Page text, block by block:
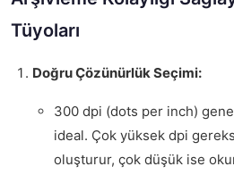
Tüyoları
Doğru Çözünürlük Seçimi:
300 dpi (dots per inch)
ideal. Çok yüksek dpi
oluşturur, çok düşük ise